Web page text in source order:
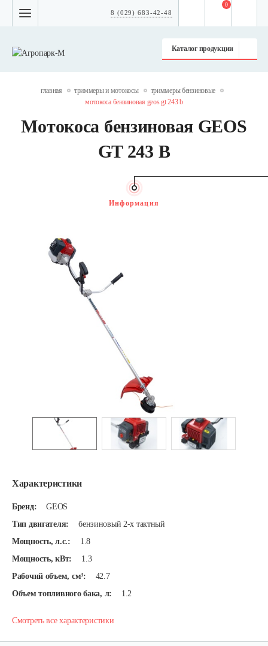
8 (029) 683-42-48
Каталог продукции
0
главная триммеры и мотокосы
триммеры бензиновые
мотокоса бензиновая geos gt 243 b
Мотокоса бензиновая GEOS
GT 243 B
Характеристики
Бренд:
GEOS
Тип двигателя:
бензиновый 2-х тактный
Мощность, л.с.:
1.8
Мощность, кВт:
1.3
Рабочий объем, см³:
42.7
Объем топливного бака, л:
1.2
Смотреть все характеристики
Информация